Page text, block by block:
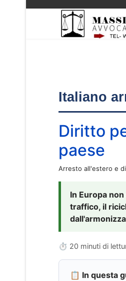
Italiano
Diritto
paese
Arresto all'estero e
In Europa
traffico, il
⏱ 20 minuti di
📋 In questa